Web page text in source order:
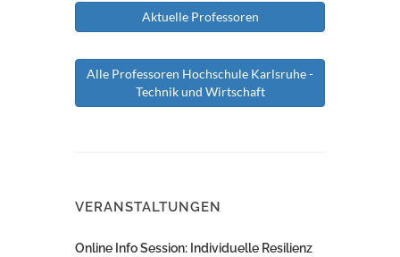
Aktuelle Professoren
Alle Professoren Hochschule Karlsruhe -
Technik und Wirtschaft
VERANSTALTUNGEN
Online Info Session: Individuelle Resilienz